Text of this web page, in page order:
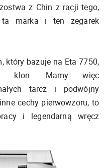
z Chin z racji tego,
marka i ten zegarek
który bazuje na Eta 7750,
klon. Mamy więc
tarcz i podwójny
cechy pierwowzoru, to
i legendarną wręcz